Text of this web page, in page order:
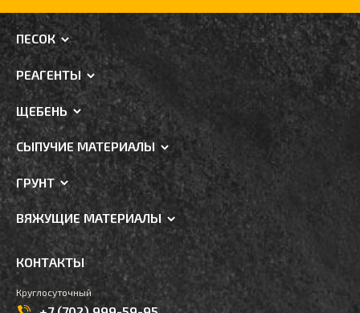
ПЕСОК
РЕАГЕНТЫ
ЩЕБЕНЬ
СЫПУЧИЕ МАТЕРИАЛЫ
ГРУНТ
ВЯЖУЩИЕ МАТЕРИАЛЫ
КОНТАКТЫ
Круглосуточный